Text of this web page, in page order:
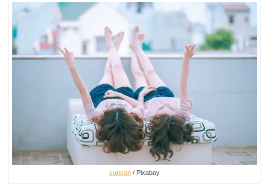
cuncon / Pixabay